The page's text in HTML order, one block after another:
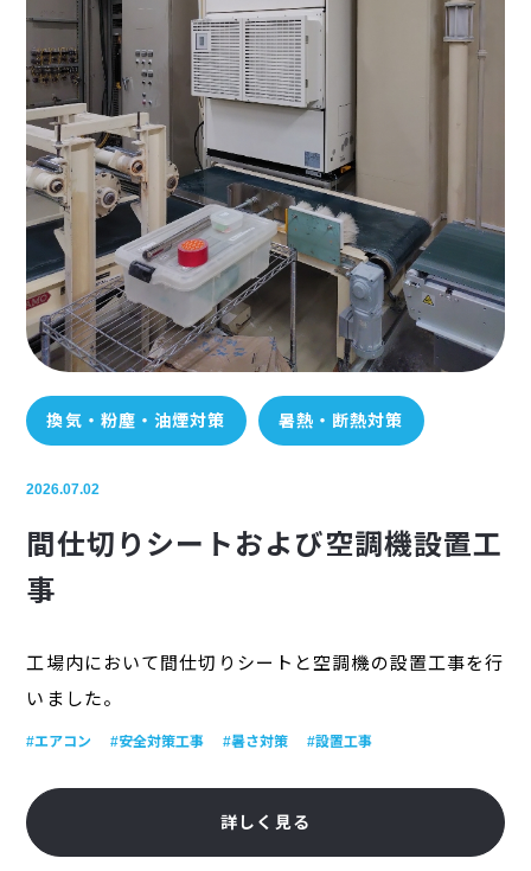
換気・粉塵・油煙対策 暑熱・断熱対策
2026.07.02
間仕切りシートおよび空調機設置工
事
工場内において間仕切りシートと空調機の設置工事を行
いました。
#エアコン #安全対策工事 #暑さ対策 #設置工事
詳しく見る